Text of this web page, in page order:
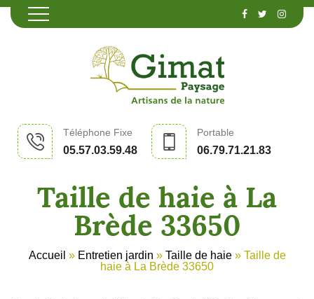
Téléphone Fixe
05.57.03.59.48
Portable
06.79.71.21.83
Taille de haie à La
Brède 33650
Accueil » Entretien jardin » Taille de haie» Taille de
haie à La Brède 33650